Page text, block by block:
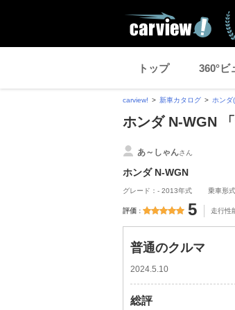
トップ 360°ビ
carview! 新車カタログ ホンダ
ホンダ N-WGN
あ～しゃんさん
ホンダ N-WGN
グレード：- 2013年式 乗車形
評価 5 走行性
普通のクルマ
2024.5.10
総評